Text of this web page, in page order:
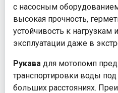
с насосным
высокая прочность,
устойчивость к нагрузкам
эксплуатации даже в
Рукава для мотопомп
транспортировки воды
больших расстояниях.